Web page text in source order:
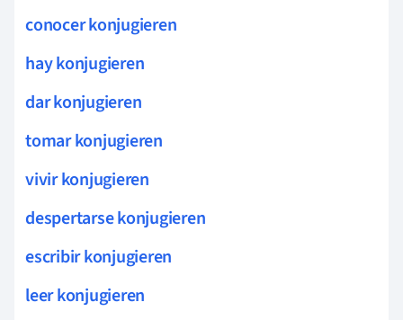
conocer konjugieren
hay konjugieren
dar konjugieren
tomar konjugieren
vivir konjugieren
despertarse konjugieren
escribir konjugieren
leer konjugieren